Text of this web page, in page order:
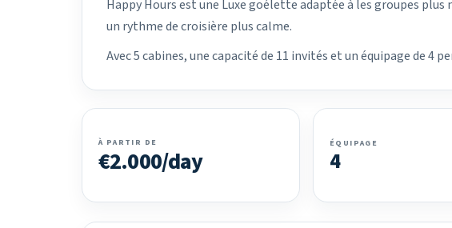
Happy Hours est une Luxe goélette adaptée à les groupes
un rythme de croisière plus calme.
Avec 5 cabines, une capacité de 11 invités et un équipage de
À PARTIR DE
€2.000/day
ÉQUIPAGE
4